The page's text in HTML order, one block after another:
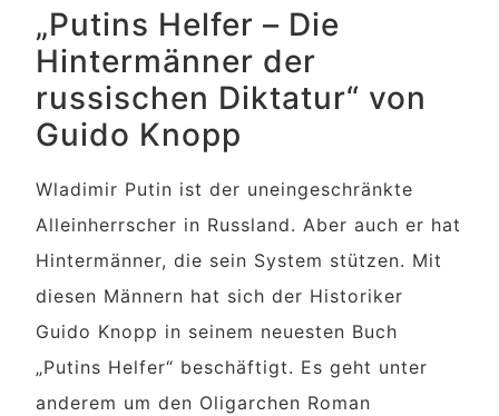
„Putins Helfer – Die
Hintermänner der
russischen Diktatur“ von
Guido Knopp
Wladimir Putin ist der uneingeschränkte
Alleinherrscher in Russland. Aber auch er hat
Hintermänner, die sein System stützen. Mit
diesen Männern hat sich der Historiker
Guido Knopp in seinem neuesten Buch
„Putins Helfer“ beschäftigt. Es geht unter
anderem um den Oligarchen Roman